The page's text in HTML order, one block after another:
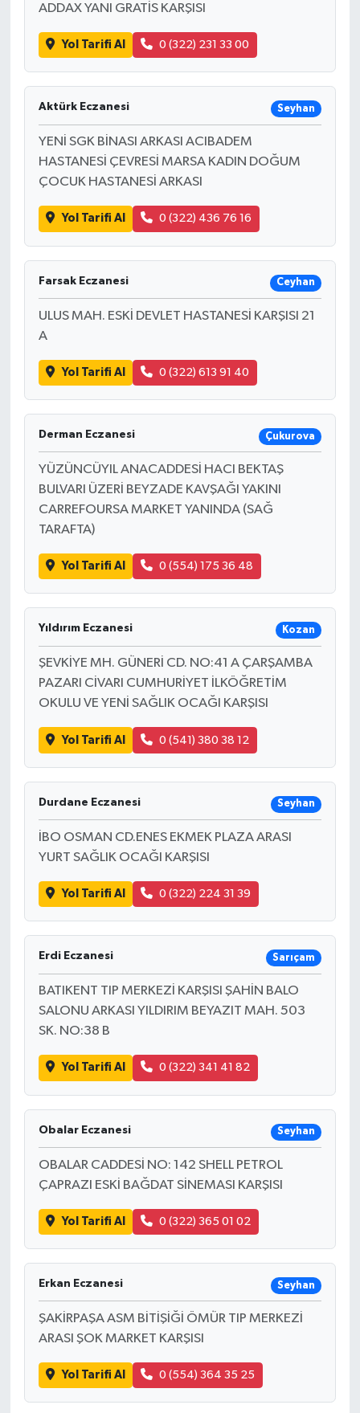
ADDAX YANI GRATİS KARŞISI
Yol Tarifi Al 0 (322) 231 33 00
Aktürk Eczanesi Seyhan
YENİ SGK BİNASI ARKASI ACIBADEM
HASTANESİ ÇEVRESİ MARSA KADIN DOĞUM
ÇOCUK HASTANESİ ARKASI
Yol Tarifi Al 0 (322) 436 76 16
Farsak Eczanesi Ceyhan
ULUS MAH. ESKİ DEVLET HASTANESİ KARŞISI 21
A
Yol Tarifi Al 0 (322) 613 91 40
Derman Eczanesi Çukurova
YÜZÜNCÜYIL ANACADDESİ HACI BEKTAŞ
BULVARI ÜZERİ BEYZADE KAVŞAĞI YAKINI
CARREFOURSA MARKET YANINDA (SAĞ
TARAFTA)
Yol Tarifi Al 0 (554) 175 36 48
Yıldırım Eczanesi Kozan
ŞEVKİYE MH. GÜNERİ CD. NO:41 A ÇARŞAMBA
PAZARI CİVARI CUMHURİYET İLKÖĞRETİM
OKULU VE YENİ SAĞLIK OCAĞI KARŞISI
Yol Tarifi Al 0 (541) 380 38 12
Durdane Eczanesi Seyhan
İBO OSMAN CD.ENES EKMEK PLAZA ARASI
YURT SAĞLIK OCAĞI KARŞISI
Yol Tarifi Al 0 (322) 224 31 39
Erdi Eczanesi Sarıçam
BATIKENT TIP MERKEZİ KARŞISI ŞAHİN BALO
SALONU ARKASI YILDIRIM BEYAZIT MAH. 503
SK. NO:38 B
Yol Tarifi Al 0 (322) 341 41 82
Obalar Eczanesi Seyhan
OBALAR CADDESİ NO: 142 SHELL PETROL
ÇAPRAZI ESKİ BAĞDAT SİNEMASI KARŞISI
Yol Tarifi Al 0 (322) 365 01 02
Erkan Eczanesi Seyhan
ŞAKİRPAŞA ASM BİTİŞİĞİ ÖMÜR TIP MERKEZİ
ARASI ŞOK MARKET KARŞISI
Yol Tarifi Al 0 (554) 364 35 25